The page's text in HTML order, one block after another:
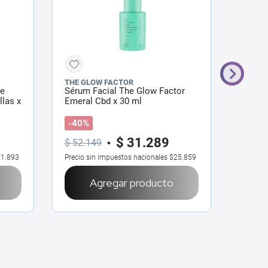
x
THE GLOW FACTOR
Sérum Facial The Glow Factor
Emeral Cbd x 30 ml
-40%
$ 52.149 $ 31 .289
Precio sin impuestos nacionales $25.859
Agregar producto